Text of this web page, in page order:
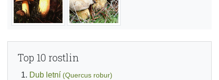
Top 10 rostlin
Dub letní (Quercus robur)